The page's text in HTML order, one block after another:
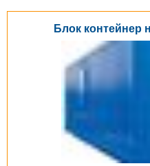
Блок контейнер